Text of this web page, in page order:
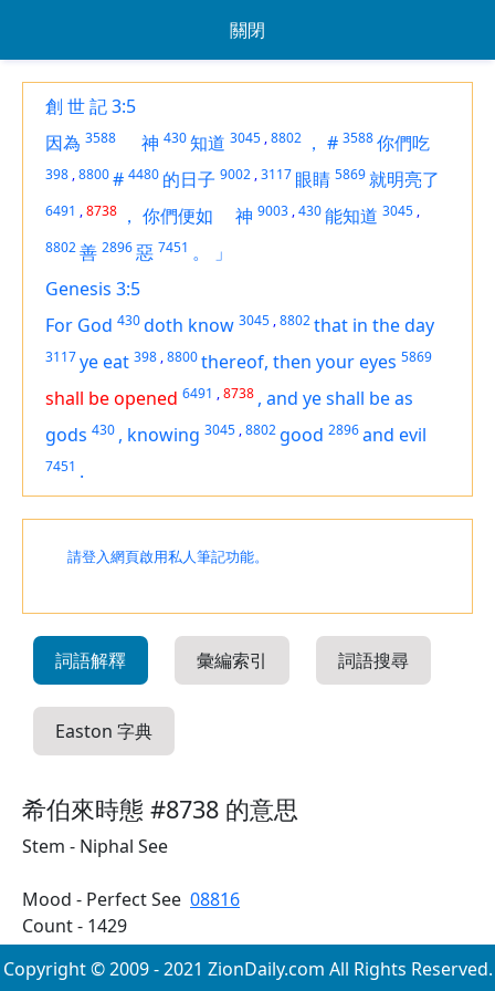
關閉
創 世 記 3:5
因為 3588 神 430知道 3045 ,8802 ， # 3588你們吃
398 ,8800# 4480 的日子 9002 ,3117 眼睛 5869就明亮了
6491 ,8738 ， 你們便如 神 9003 ,430能知道 3045 ,
8802善 2896惡 7451 。
」
Genesis 3:5
For God 430doth know 3045 ,8802that in the day
3117ye eat 398 ,8800thereof, then your eyes 5869
shall be opened 6491 ,8738 , and ye shall be as
gods 430 , knowing 3045 ,8802 good 2896and evil
7451 .
請登入網頁啟用私人筆記功能。
詞語解釋 彙編索引 詞語搜尋
Easton 字典
希伯來時態 #8738 的意思
Stem - Niphal See
Mood - Perfect See 08816
Count - 1429
Copyright © 2009 - 2021 ZionDaily.com All Rights Reserved.